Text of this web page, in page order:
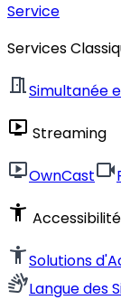
Service
Services
meeting_roomSimultanée
live_tv Streaming
live_tvOwnCastvideocam
accessibility_new Accessibilité
accessibility_newSolutions
sign_languageLangue des